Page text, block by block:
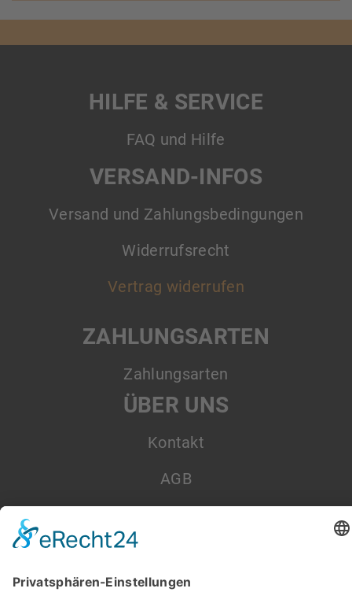
HILFE & SERVICE
FAQ und Hilfe
VERSAND-INFOS
Versand und Zahlungsbedingungen
Widerrufsrecht
Vertrag widerrufen
ZAHLUNGSARTEN
Zahlungsarten
ÜBER UNS
Kontakt
AGB
Impressum